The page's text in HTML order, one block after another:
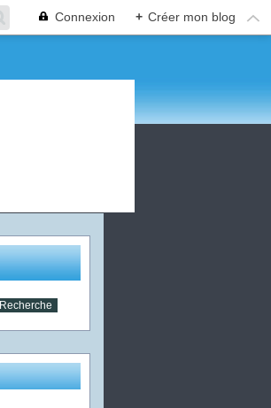
Connexion + Créer mon blog